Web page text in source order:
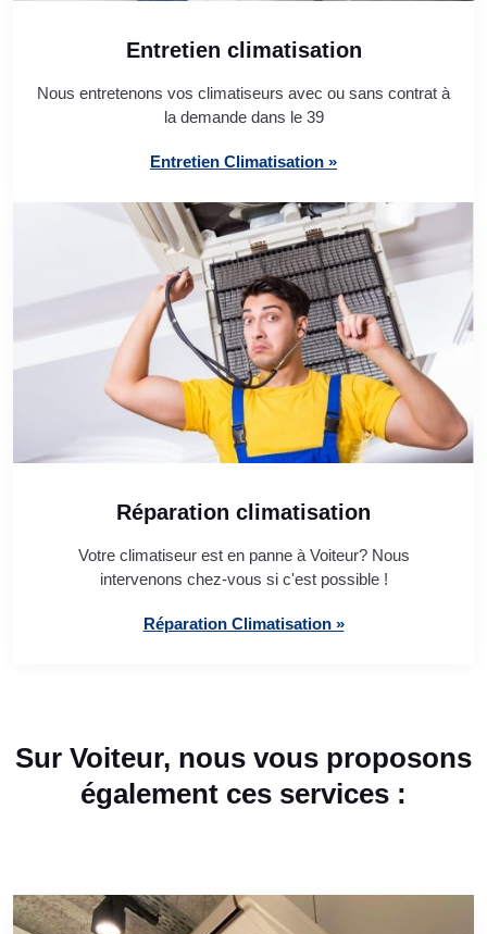
Entretien climatisation
Nous entretenons vos climatiseurs avec ou sans contrat à
la demande dans le 39
Entretien Climatisation »
Réparation climatisation
Votre climatiseur est en panne à Voiteur? Nous
intervenons chez-vous si c'est possible !
Réparation Climatisation »
Sur Voiteur, nous vous proposons
également ces services :